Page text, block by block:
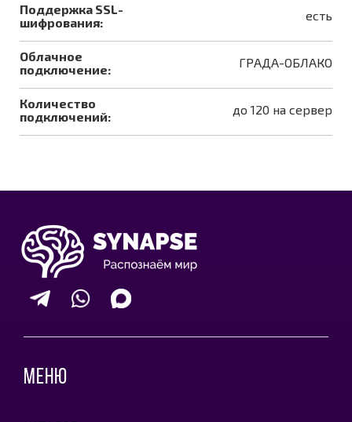
Поддержка SSL-
шифрования:
есть
Облачное
подключение:
ГРАДА-ОБЛАКО
Количество
подключений:
до 120 на сервер
МЕНЮ